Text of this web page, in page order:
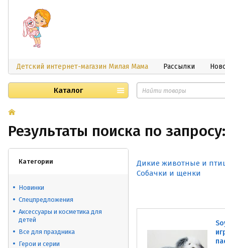
Детский интернет-магазин Милая Мама Рассылки
Каталог
Результаты поиска по
Категории
Новинки
Спецпредложения
Аксессуары и косметика для
детей
Все для праздника
Герои и серии
Дикие животные и
Собачки и щенки